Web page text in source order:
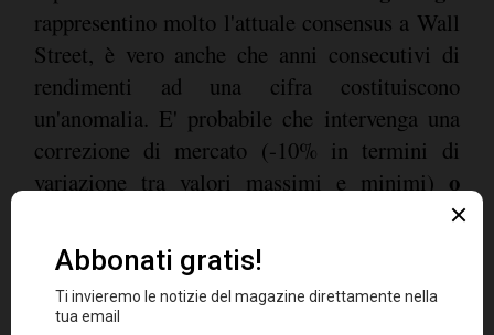
rappresentino molto l'attuale consensus a Wall
Street, è vero anche che anni consecutivi di
rendimenti ad una cifra costituiscono
un'anomalia. E' probabile che intervenga una
correzione di mercato (-10% in termini di
variazione tra valori massimi e minimi)o
(-20%),
eventualmente dando il via ad un rally per un
ritorno a livelli medi. Tra i colpevoli più
probabili di un ampio sell-off azionario,